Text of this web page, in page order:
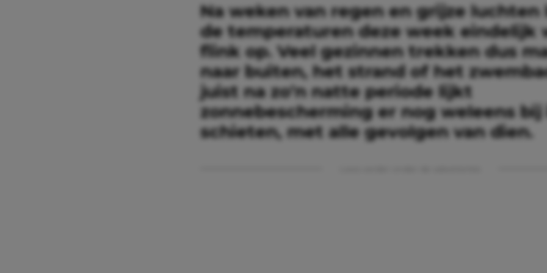
Na weken van regen en grijze luchten
de temperaturen deze week eindelijk
flink op. Veel gezinnen trekken dus
naar buiten, het strand of het
juist na zo’n natte periode lijkt
zonnebescherming er nog weleens
schieten, met alle gevolgen van dien.